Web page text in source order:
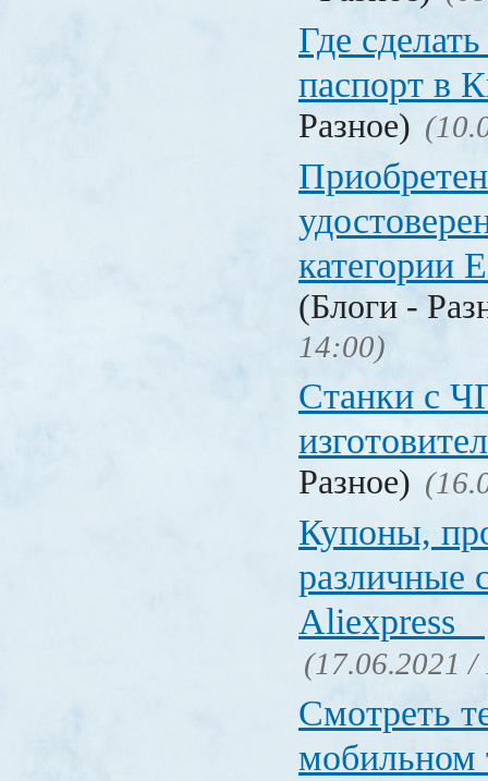
Где
паспорт в
Разное)
категории
(Блоги -
14:00)
Станки с
Разное)
Купоны,
различные
Aliexpress
(17.06.2021 /
Смотреть
мобильном